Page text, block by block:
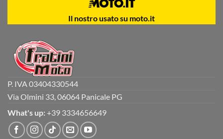
Il nostro usato su moto.it
P. IVA 03404330544
Via Olmini 33, 06064 Panicale PG
What's up: +39 3334656649